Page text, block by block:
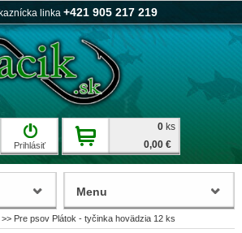
linka +421 905 217 219
Prihlásiť
0 ks
0,00 €
>> Pre psov Plátok - tyčinka hovädzia 12 ks
Menu